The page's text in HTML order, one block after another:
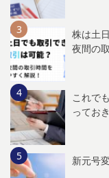
株は土
夜間の
これで
ってお
新元号